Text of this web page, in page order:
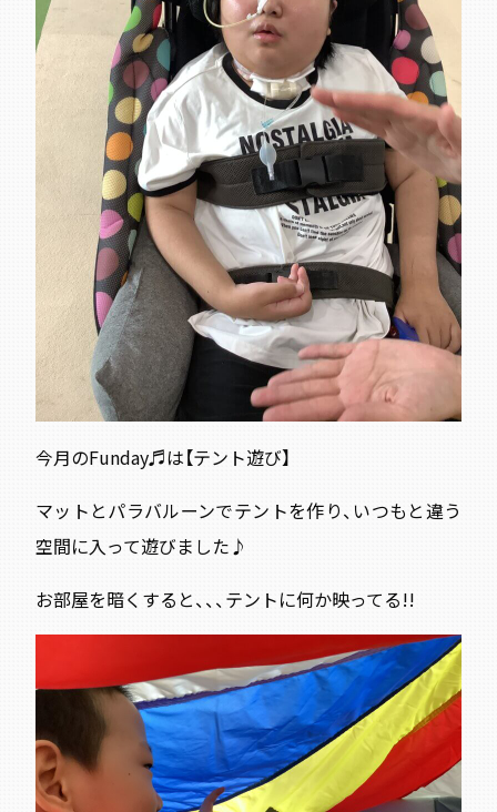
今月のFunday♬は【テント遊び】
マットとパラバルーンでテントを作り、いつもと違う
空間に入って遊びました♪
お部屋を暗くすると、、、テントに何か映ってる!!